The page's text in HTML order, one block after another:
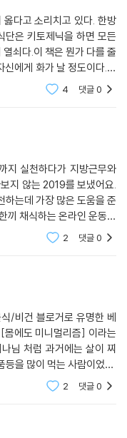
다고 소리치고 있다. 한방
단은 키토제닉을 하면 모든
쇠다.이 책은 뭔가 다를 줄
신에게 화가 날 정도이다.사
취사선택하면 되는데, 평
4 댓글0
지 실천하다가 지방근무와
지 않는 2019를 보냈어요.
는데 가장 많은 도움을 준
끼 채식하는 온라인 운동이
될것이라 생각합니다. 오
2 댓글0
/비건 블로거로 유명한 베
몸에도 미니멀리즘] 이라는
님 처럼 과거에는 살이 찌
을 많이 먹는 사람이었다.
고 몸 곳곳에서 병이 생기
2 댓글0